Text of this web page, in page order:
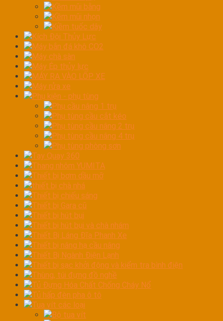
Kềm mũi bằng
Kềm mũi nhọn
Kiềm tuốc dây
Kích Đội Thủy Lực
Máy bắn đá khô CO2
Máy chà sàn
Máy Ép thủy lực
MÁY RA VÀO LỐP XE
Máy rửa xe
Phụ kiện - phụ tùng
Phụ cầu nâng 1 trụ
Phụ tùng cầu cắt kéo
Phụ tùng cầu nâng 2 trụ
Phụ tùng cầu nâng 4 trụ
Phụ tùng phòng sơn
Tay Quay 360
Thang nhôm YUMITA
Thiết bị bơm dầu mỡ
thiết bị chà nhá
Thiết bị chiếu sáng
Thiết bị Gara cũ
Thiết bị hút bụi
Thiết bị hút bụi và chà nhám
Thiết Bị Láng Đĩa Phanh Xe
Thiết bị nâng hạ cầu nâng
Thiết Bị Ngành Điện Lạnh
Thiết bị sạc khởi động và kiểm tra bình điện
Thùng, túi đựng đồ nghề
Tủ Đựng Hóa Chất Chống Cháy Nổ
Tủ hấp đèn pha ô tô
Tua vít các loại
Bộ tua vít